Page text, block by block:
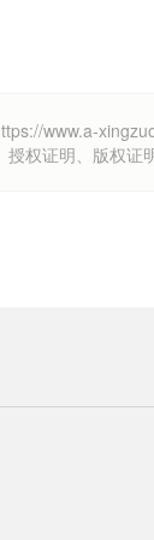
www.a-
授权证明、版权证